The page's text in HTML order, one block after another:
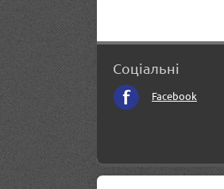
Соціальні
Facebook